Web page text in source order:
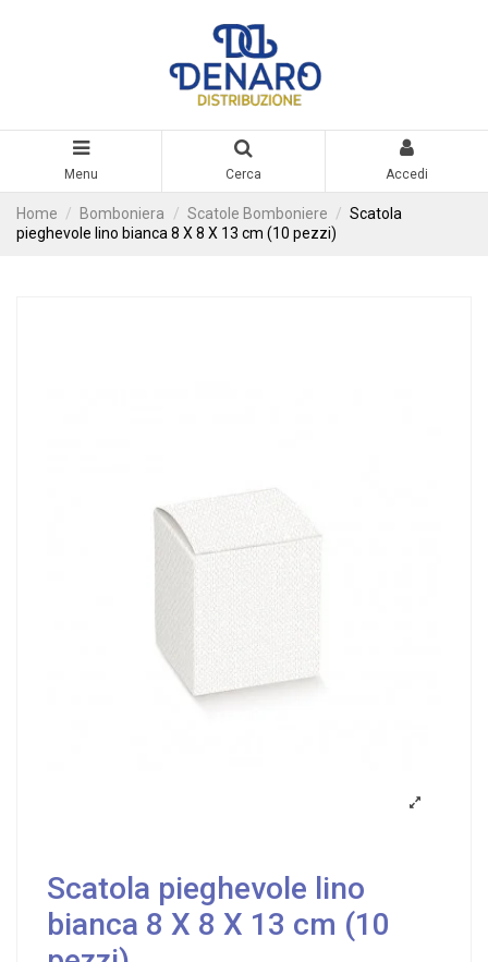
Menu Cerca Accedi
Home Bomboniera Scatole Bomboniere
Scatola
pieghevole lino bianca 8 X 8 X 13 cm (10 pezzi)
Scatola pieghevole lino
bianca 8 X 8 X 13 cm (10